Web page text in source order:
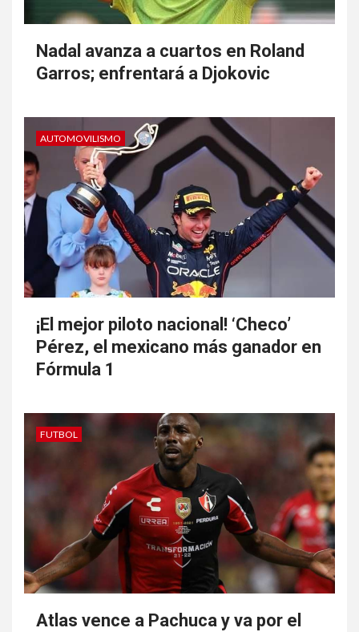
Nadal avanza a cuartos en Roland
Garros; enfrentará a Djokovic
AUTOMOVILISMO
¡El mejor piloto nacional! ‘Checo’
Pérez, el mexicano más ganador en
Fórmula 1
FUTBOL
Atlas vence a Pachuca y va por el